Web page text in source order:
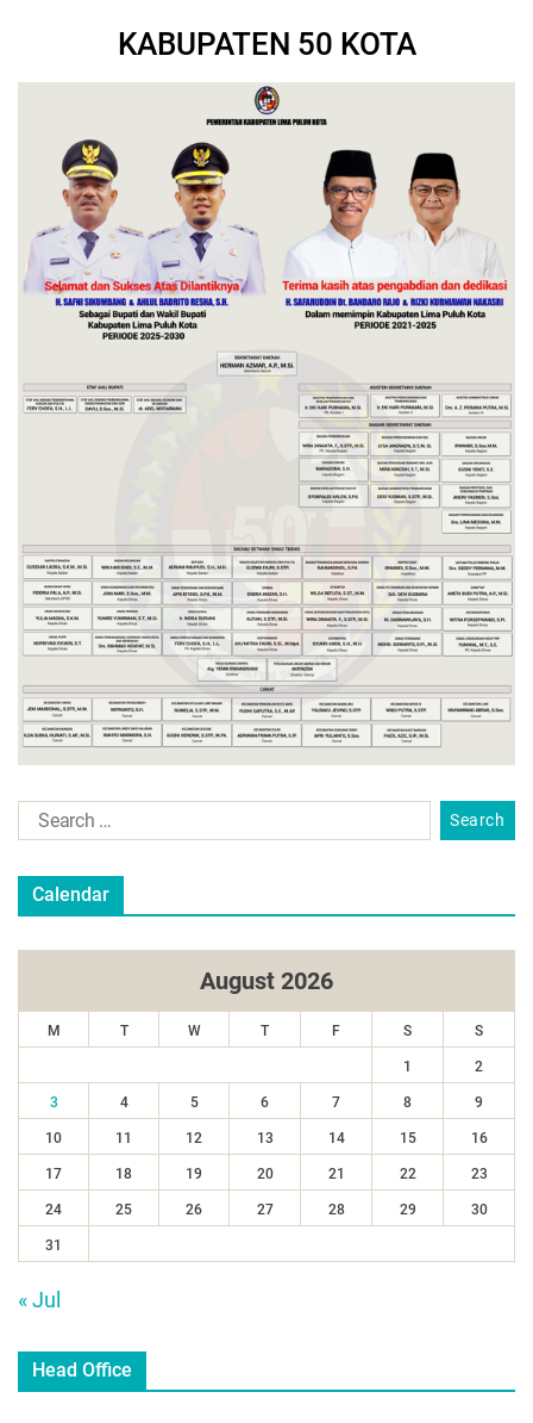
KABUPATEN 50 KOTA
Calendar
August 2026
M T W T F S S
1 2
3 4 5 6 7 8 9
10 11 12 13 14 15 16
17 18 19 20 21 22 23
24 25 26 27 28 29 30
31
« Jul
Head Office